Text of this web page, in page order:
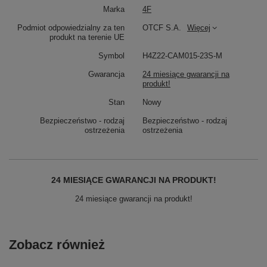
Marka 4F
Podmiot odpowiedzialny za ten
produkt na terenie UE
OTCF S.A. Więcej
Symbol H4Z22-CAM015-23S-M
Gwarancja
24 miesiące gwarancji na
produkt!
Stan Nowy
Bezpieczeństwo - rodzaj
ostrzeżenia
Bezpieczeństwo - rodzaj
ostrzeżenia
24 MIESIĄCE GWARANCJI NA PRODUKT!
24 miesiące gwarancji na produkt!
Zobacz również